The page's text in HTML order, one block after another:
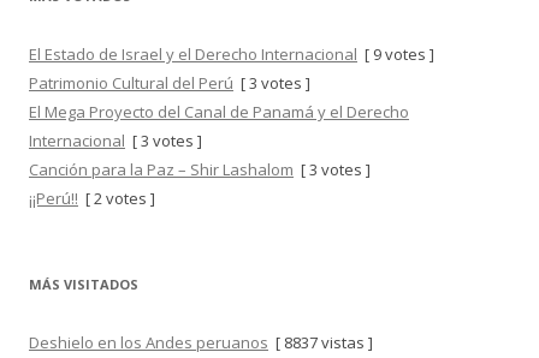
El Estado de Israel y el Derecho Internacional [ 9 votes ]
Patrimonio Cultural del Perú [ 3 votes ]
El Mega Proyecto del Canal de Panamá y el Derecho
Internacional [ 3 votes ]
Canción para la Paz – Shir Lashalom [ 3 votes ]
¡¡Perú!! [ 2 votes ]
MÁS VISITADOS
Deshielo en los Andes peruanos [ 8837 vistas ]